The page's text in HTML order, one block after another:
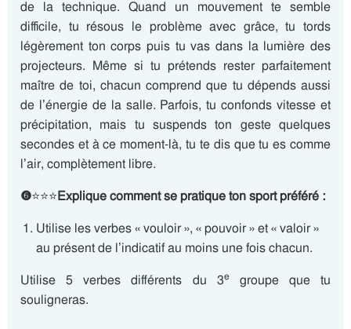
de la technique. Quand un mouvement te semble
difficile, tu résous le problème avec grâce, tu tords
légèrement ton corps puis tu vas dans la lumière des
projecteurs. Même si tu prétends rester parfaitement
maître de toi, chacun comprend que tu dépends aussi
de l’énergie de la salle. Parfois, tu confonds vitesse et
précipitation, mais tu suspends ton geste quelques
secondes et à ce moment-là, tu te dis que tu es comme
l’air, complètement libre.
❻⭐⭐⭐Explique comment se pratique ton sport préféré :
Utilise les verbes « vouloir », « pouvoir » et « valoir »
au présent de l’indicatif au moins une fois chacun.
Utilise 5 verbes différents du 3e
groupe que tu
souligneras.